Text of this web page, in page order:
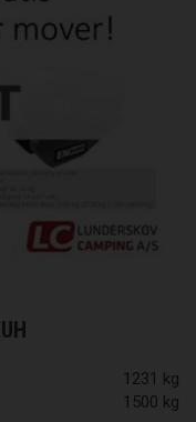
1231 kg
1500 kg